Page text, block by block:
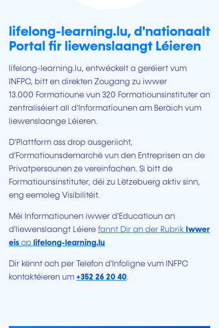
lifelong-learning.lu, d'nationaalt
Portal fir liewenslaangt Léieren
lifelong-learning.lu, entwéckelt a geréiert vum
INFPC, bitt en direkten Zougang zu iwwer
13.000 Formatioune vun 320 Formatiounsinstituter an
zentraliséiert all d'Informatiounen am Beräich vum
liewenslaange Léieren.
D'Plattform ass drop ausgeriicht,
d'Formatiounsdemarchë vun den Entreprisen an de
Privatpersounen ze vereinfachen. Si bitt de
Formatiounsinstituter, déi zu Lëtzebuerg aktiv sinn,
eng eemoleg Visibilitéit.
Méi Informatiounen iwwer d'Educatioun an
d'liewenslaangt Léiere fannt Dir an der Rubrik Iwwer
eis op lifelong-learning.lu
Dir kënnt och per Telefon d'Infoligne vum INFPC
kontaktéieren um +352 26 20 40.